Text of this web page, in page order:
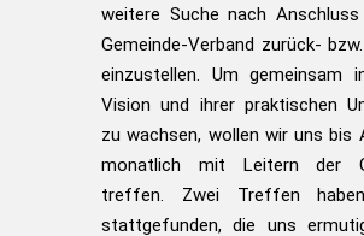
weitere Suche nach
Gemeinde-Verband zurück-
einzustellen. Um gemeinsam
Vision und ihrer praktischen
zu wachsen, wollen wir uns bis
monatlich mit Leitern der
treffen. Zwei Treffen
stattgefunden, die uns